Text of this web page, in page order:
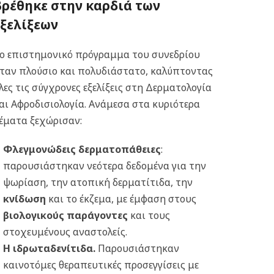
στην καρδιά των
επιστημονικό πρόγραμμα του συνεδρίου
πλούσιο και πολυδιάστατο, καλύπτοντας
τις σύγχρονες εξελίξεις στη Δερματολογία
Αφροδισιολογία. Ανάμεσα στα κυριότερα
ξεχώρισαν:
Φλεγμονώδεις δερματοπάθειες:
παρουσιάστηκαν νεότερα δεδομένα για την
ψωρίαση, την ατοπική δερματίτιδα, την
κνίδωση και το έκζεμα, με έμφαση στους
βιολογικούς παράγοντες και τους
στοχευμένους αναστολείς.
Η ιδρωταδενίτιδα. Παρουσιάστηκαν
καινοτόμες θεραπευτικές προσεγγίσεις με